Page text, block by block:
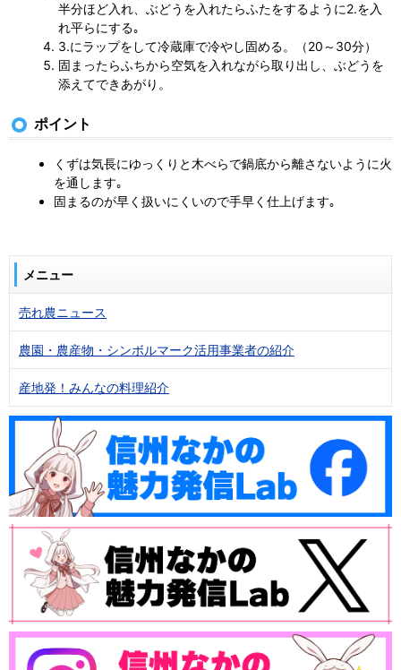
半分ほど入れ、ぶどうを入れたらふたをするように2.を入
れ平らにする｡
3.にラップをして冷蔵庫で冷やし固める。（20～30分）
固まったらふちから空気を入れながら取り出し、ぶどうを
添えてできあがり。
ポイント
くずは気長にゆっくりと木べらで鍋底から離さないように火
を通します｡
固まるのが早く扱いにくいので手早く仕上げます｡
メニュー
売れ農ニュース
農園・農産物・シンボルマーク活用事業者の紹介
産地発！みんなの料理紹介